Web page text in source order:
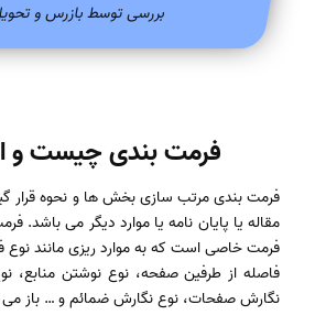
بررسی توسط بازرس و
فرمت بندی چیست و
فرمت بندی مرتب سازی بخش ها و نحوه قرار
مقاله یا پایان نامه یا موارد دیگر می باشد.
فرمت خاصی است که به موارد ریزی مانند نوع
فاصله از طرفین صفحه، نوع نوشتن منابع،
نگارش صفحات، نوع نگارش ضمائم و … باز می